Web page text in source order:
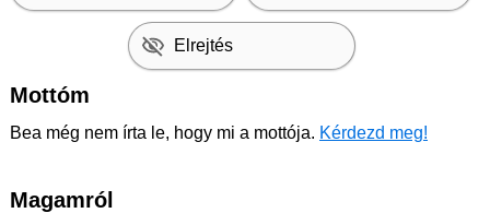
Elrejtés
Mottóm
Bea még nem írta le, hogy mi a mottója. Kérdezd meg!
Magamról